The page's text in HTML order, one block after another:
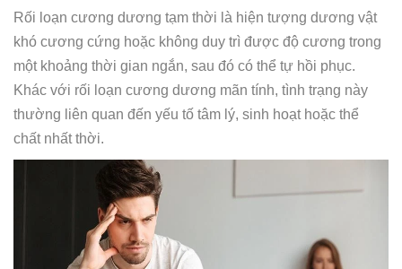
Rối loạn cương dương tạm thời là hiện tượng dương vật
khó cương cứng hoặc không duy trì được độ cương trong
một khoảng thời gian ngắn, sau đó có thể tự hồi phục.
Khác với rối loạn cương dương mãn tính, tình trạng này
thường liên quan đến yếu tố tâm lý, sinh hoạt hoặc thể
chất nhất thời.